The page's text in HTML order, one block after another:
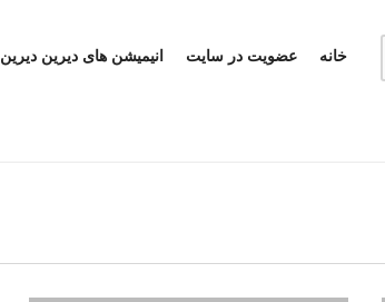
خانه عضویت در سایت انیمیشن های دیرین دیرین